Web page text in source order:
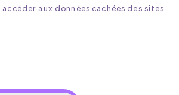
aux données cachées des sites